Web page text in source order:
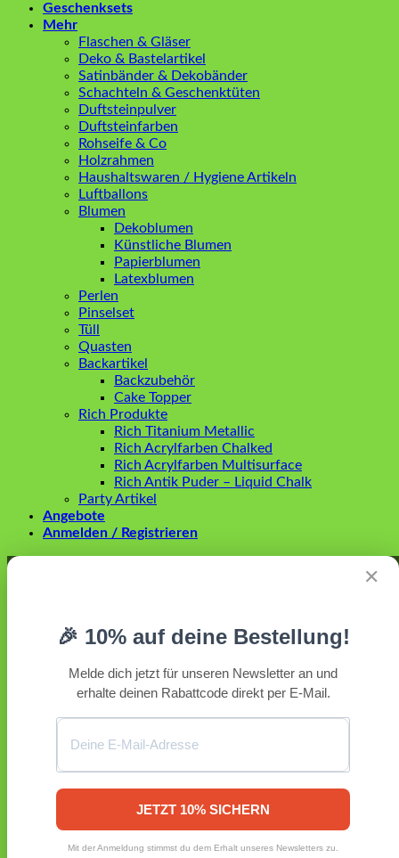
Geschenksets
Mehr
Flaschen & Gläser
Deko & Bastelartikel
Satinbänder & Dekobänder
Schachteln & Geschenktüten
Duftsteinpulver
Duftsteinfarben
Rohseife & Co
Holzrahmen
Haushaltswaren / Hygiene Artikeln
Luftballons
Blumen
Dekoblumen
Künstliche Blumen
Papierblumen
Latexblumen
Perlen
Pinselset
Tüll
Quasten
Backartikel
Backzubehör
Cake Topper
Rich Produkte
Rich Titanium Metallic
Rich Acrylfarben Chalked
Rich Acrylfarben Multisurface
Rich Antik Puder – Liquid Chalk
Party Artikel
Angebote
Anmelden / Registrieren
✕
🎉 10% auf deine Bestellung!
Melde dich jetzt für unseren Newsletter an und
erhalte deinen Rabattcode direkt per E-Mail.
JETZT 10% SICHERN
Mit der Anmeldung stimmst du dem Erhalt unseres Newsletters zu.
Anmelden
Angemeldet bleiben Anmelden
Registrieren
Erforderlich